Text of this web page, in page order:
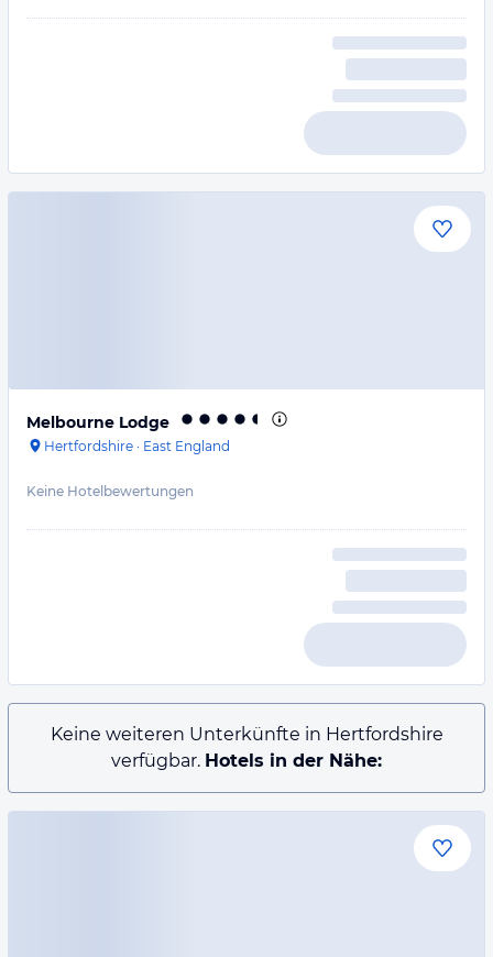
Melbourne Lodge
Hertfordshire · East England
Keine Hotelbewertungen
Keine weiteren Unterkünfte in Hertfordshire
verfügbar. Hotels in der Nähe: